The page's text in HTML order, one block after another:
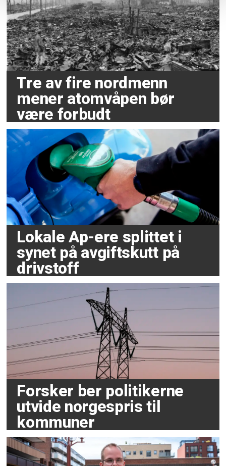
Tre av fire nordmenn
mener atomvåpen bør
være forbudt
Lokale Ap-ere splittet i
synet på avgiftskutt på
drivstoff
Forsker ber politikerne
utvide norgespris til
kommuner